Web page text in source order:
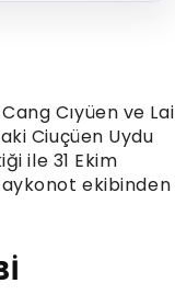
Cıyüen ve Lai
Ciuçüen Uydu
ile 31 Ekim
ekibinden